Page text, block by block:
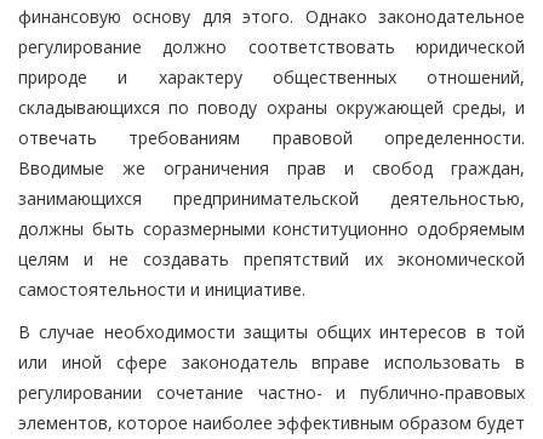
финансовую основу для этого. Однако законодательное
регулирование должно соответствовать юридической
природе и характеру общественных отношений,
складывающихся по поводу охраны окружающей среды, и
отвечать требованиям правовой определенности.
Вводимые же ограничения прав и свобод граждан,
занимающихся предпринимательской деятельностью,
должны быть соразмерными конституционно одобряемым
целям и не создавать препятствий их экономической
самостоятельности и инициативе.
В случае необходимости защиты общих интересов в той
или иной сфере законодатель вправе использовать в
регулировании сочетание частно- и публично-правовых
элементов, которое наиболее эффективным образом будет